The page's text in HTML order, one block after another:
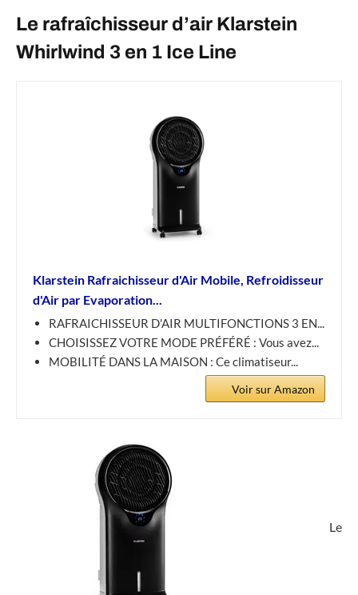
Le rafraîchisseur d’air Klarstein
Whirlwind 3 en 1 Ice Line
Klarstein Rafraichisseur d'Air Mobile, Refroidisseur
d'Air par Evaporation...
RAFRAICHISSEUR D'AIR MULTIFONCTIONS 3 EN...
CHOISISSEZ VOTRE MODE PRÉFÉRÉ : Vous avez...
MOBILITÉ DANS LA MAISON : Ce climatiseur...
Voir sur Amazon
Le